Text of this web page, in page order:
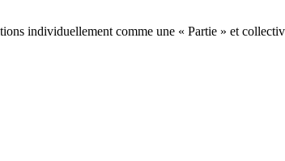
individuellement comme une « Partie » et